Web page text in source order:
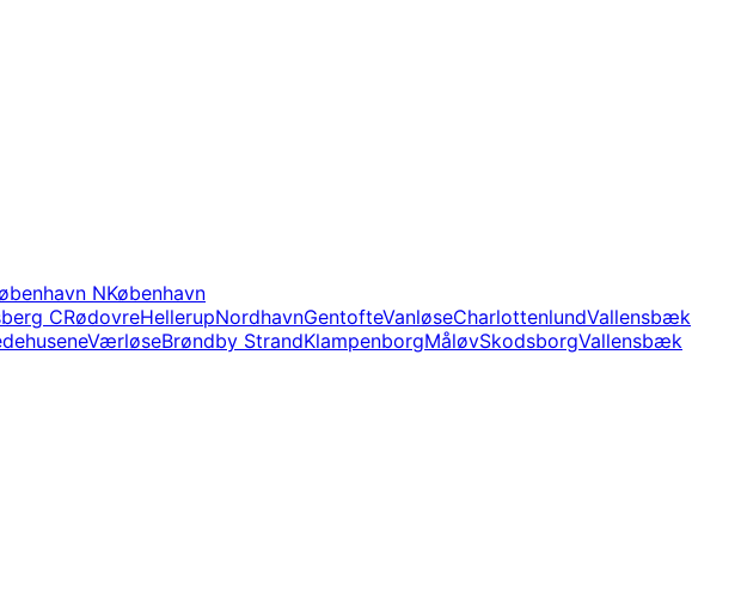
NKøbenhavn
CRødovreHellerupNordhavnGentofteVanløseCharlottenlundVallensbæk
VærløseBrøndby StrandKlampenborgMåløvSkodsborgVallensbæk